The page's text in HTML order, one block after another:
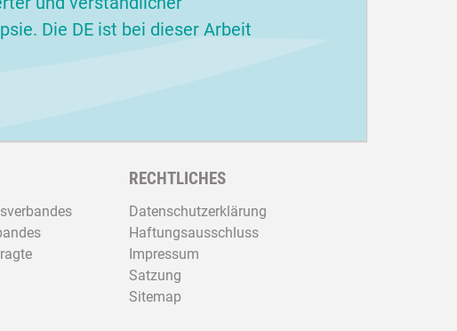
Die DE ist bei dieser Arbeit
RECHTLICHES
Datenschutzerklärung
Haftungsausschluss
Impressum
Satzung
Sitemap